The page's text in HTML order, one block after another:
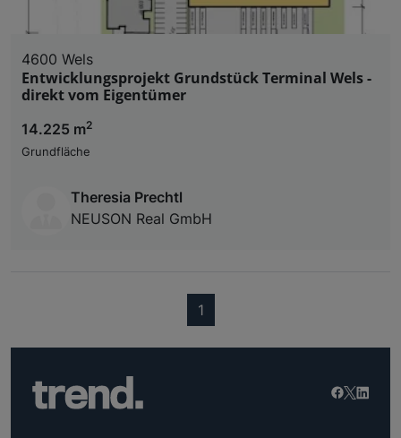
4600 Wels
Entwicklungsprojekt Grundstück Terminal Wels -
direkt vom Eigentümer
14.225 m2
Grundfläche
Theresia Prechtl
NEUSON Real GmbH
1(current)